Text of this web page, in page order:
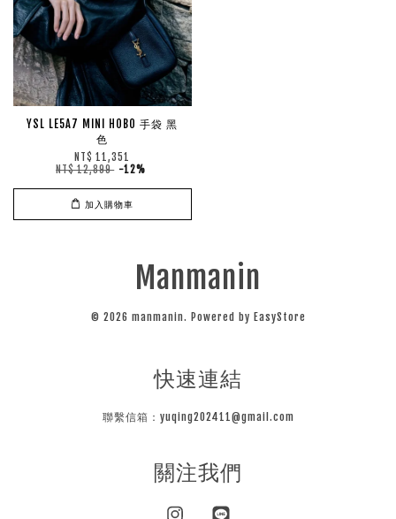
YSL LE5A7 MINI HOBO 手袋 黑
色
NT$ 11,351
NT$ 12,899 -12%
加入購物車
Manmanin
© 2026 manmanin. Powered by EasyStore
快速連結
聯繫信箱：yuqing202411@gmail.com
關注我們
Instagram